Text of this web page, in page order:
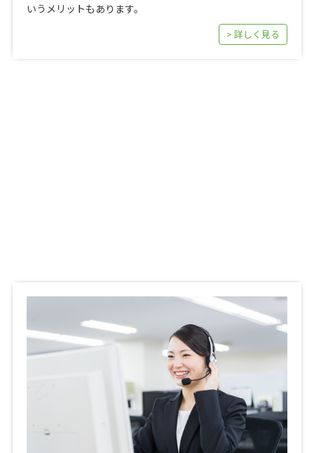
いうメリットもあります。
> 詳しく見る